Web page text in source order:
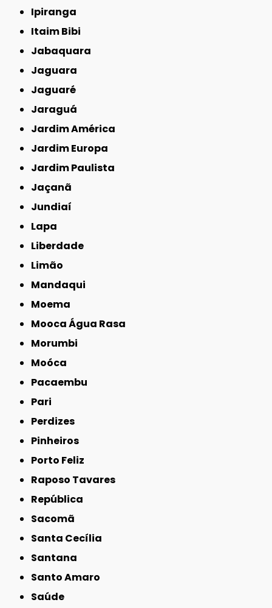
Ipiranga
Itaim Bibi
Jabaquara
Jaguara
Jaguaré
Jaraguá
Jardim América
Jardim Europa
Jardim Paulista
Jaçanã
Jundiaí
Lapa
Liberdade
Limão
Mandaqui
Moema
Mooca Água Rasa
Morumbi
Moóca
Pacaembu
Pari
Perdizes
Pinheiros
Porto Feliz
Raposo Tavares
República
Sacomã
Santa Cecília
Santana
Santo Amaro
Saúde